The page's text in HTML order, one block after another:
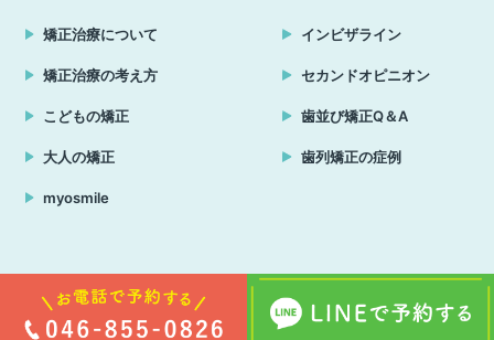
矯正治療について
矯正治療の考え方
こどもの矯正
大人の矯正
myosmile
インビザライン
セカンドオピニオン
歯並び矯正Q＆A
歯列矯正の症例
Copyright © はる小児歯科・矯正歯科クリニック 横須賀 all rights reserved.